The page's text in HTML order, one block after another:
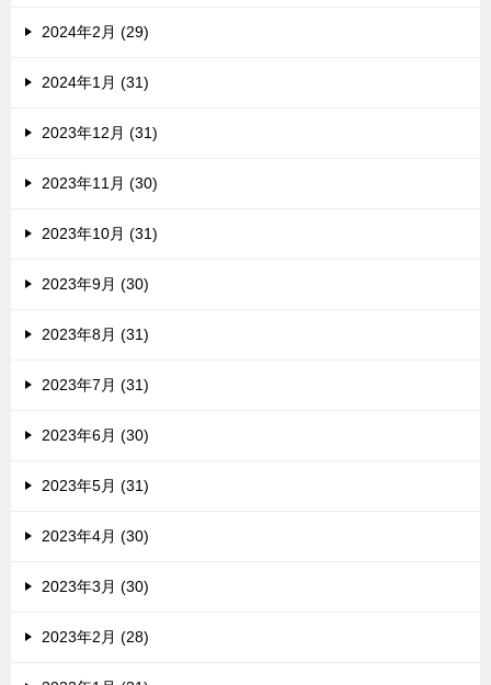
2024年2月 (29)
2024年1月 (31)
2023年12月 (31)
2023年11月 (30)
2023年10月 (31)
2023年9月 (30)
2023年8月 (31)
2023年7月 (31)
2023年6月 (30)
2023年5月 (31)
2023年4月 (30)
2023年3月 (30)
2023年2月 (28)